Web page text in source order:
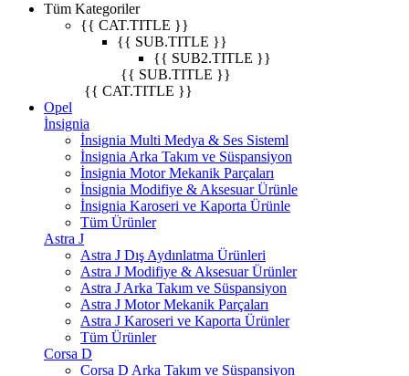
Tüm Kategoriler
{{ CAT.TITLE }}
{{ SUB.TITLE }}
{{ SUB2.TITLE }}
{{ SUB.TITLE }}
{{ CAT.TITLE }}
Opel
İnsignia
İnsignia Multi Medya & Ses Sisteml
İnsignia Arka Takım ve Süspansiyon
İnsignia Motor Mekanik Parçaları
İnsignia Modifiye & Aksesuar Ürünle
İnsignia Karoseri ve Kaporta Ürünle
Tüm Ürünler
Astra J
Astra J Dış Aydınlatma Ürünleri
Astra J Modifiye & Aksesuar Ürünler
Astra J Arka Takım ve Süspansiyon
Astra J Motor Mekanik Parçaları
Astra J Karoseri ve Kaporta Ürünler
Tüm Ürünler
Corsa D
Corsa D Arka Takım ve Süspansiyon